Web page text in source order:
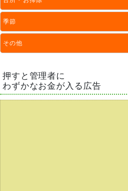
季節
その他
押すと管理者に
わずかなお金が入る広告